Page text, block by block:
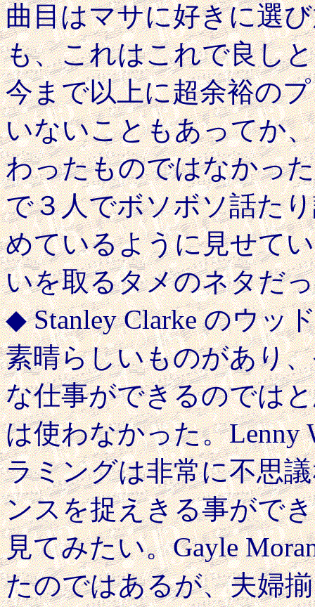
曲目はマサに好きに選
も、これはこれで良し
今まで以上に超余裕の
いないこともあってか
わったものではなかっ
で３人でボソボソ話た
めているように見せて
いを取るタメのネタだ
◆ Stanley Clarke のウッ
素晴らしいものがあり
な仕事ができるのでは
は使わなかった。Lenny
ラミングは非常に不思
ンスを捉えきる事がで
見てみたい。Gayle
たのではあるが、夫婦